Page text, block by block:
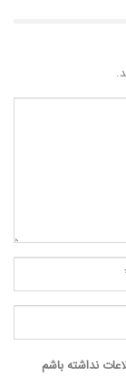
نداشته باشم